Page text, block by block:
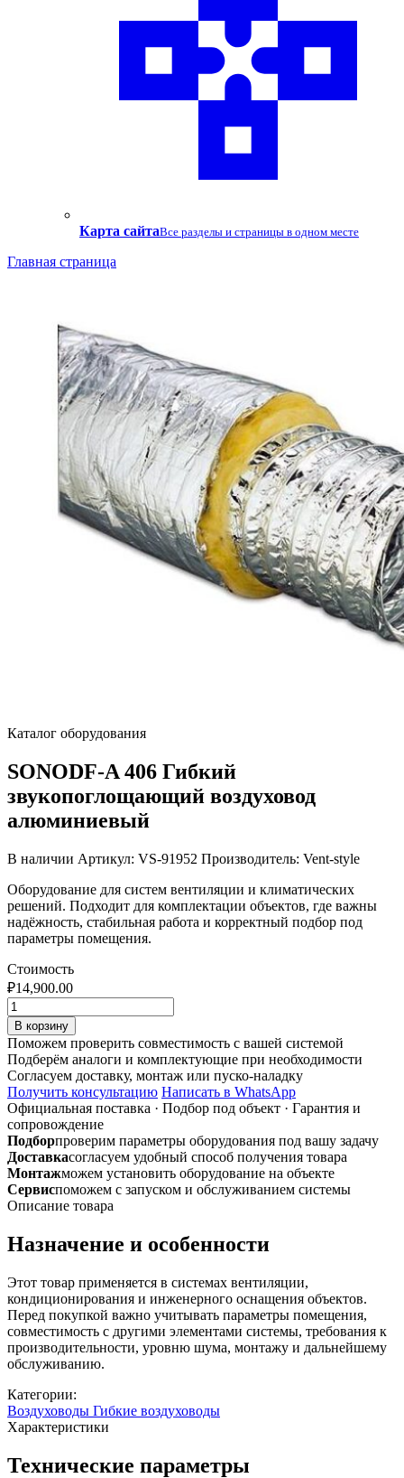
Карта сайтаВсе разделы и страницы в одном месте
Главная страница
Каталог оборудования
SONODF-A 406 Гибкий
звукопоглощающий воздуховод
алюминиевый
В наличии Артикул: VS-91952 Производитель: Vent-style
Оборудование для систем вентиляции и климатических
решений. Подходит для комплектации объектов, где важны
надёжность, стабильная работа и корректный подбор под
параметры помещения.
Стоимость
₽14,900.00
Количество
товара
SONODF-
A
406
Гибкий
звукопоглощающий
воздуховод
алюминиевый
В корзину
Поможем проверить совместимость с вашей системой
Подберём аналоги и комплектующие при необходимости
Согласуем доставку, монтаж или пуско-наладку
Получить консультацию Написать в WhatsApp
Официальная поставка · Подбор под объект · Гарантия и
сопровождение
Подборпроверим параметры оборудования под вашу задачу
Доставкасогласуем удобный способ получения товара
Монтажможем установить оборудование на объекте
Сервиспоможем с запуском и обслуживанием системы
Описание товара
Назначение и особенности
Этот товар применяется в системах вентиляции,
кондиционирования и инженерного оснащения объектов.
Перед покупкой важно учитывать параметры помещения,
совместимость с другими элементами системы, требования к
производительности, уровню шума, монтажу и дальнейшему
обслуживанию.
Категории:
Воздуховоды Гибкие воздуховоды
Характеристики
Технические параметры